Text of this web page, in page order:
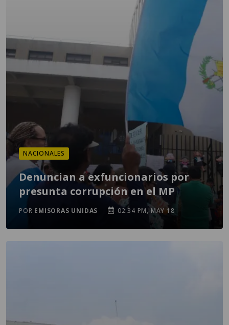
NACIONALES
Denuncian a exfuncionarios por
presunta corrupción en el MP
POR EMISORAS UNIDAS 02:34 PM, MAY 18